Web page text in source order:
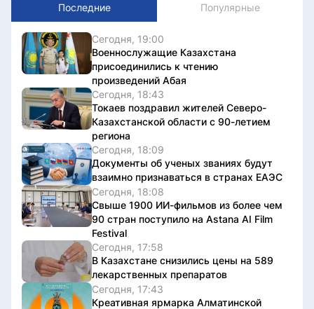
Последние Популярные
Сегодня, 19:00
Военнослужащие Казахстана
присоединились к чтению
произведений Абая
Сегодня, 18:43
Токаев поздравил жителей Северо-
Казахстанской области с 90-летием
региона
Сегодня, 18:09
Документы об ученых званиях будут
взаимно признаваться в странах ЕАЭС
Сегодня, 18:08
Свыше 1900 ИИ-фильмов из более чем
90 стран поступило на Astana AI Film
Festival
Сегодня, 17:58
В Казахстане снизились цены на 589
лекарственных препаратов
Сегодня, 17:43
Креативная ярмарка Алматинской